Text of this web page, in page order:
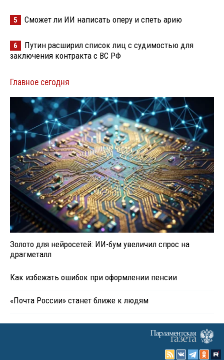
5 Сможет ли ИИ написать оперу и спеть арию
6
Путин расширил список лиц с судимостью для
заключения контракта с ВС РФ
Главное сегодня
Золото для нейросетей: ИИ-бум увеличил спрос на
драгметалл
Как избежать ошибок при оформлении пенсии
«Почта России» станет ближе к людям